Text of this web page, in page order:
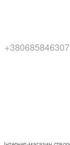
+380685846307